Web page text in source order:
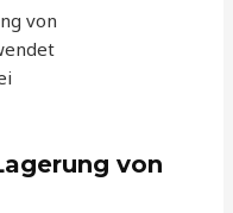
von
von